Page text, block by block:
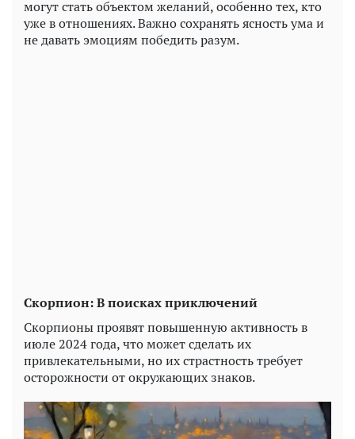
могут стать объектом желаний, особенно тех, кто
уже в отношениях. Важно сохранять ясность ума и
не давать эмоциям победить разум.
Скорпион: В поисках приключений
Скорпионы проявят повышенную активность в
июле 2024 года, что может сделать их
привлекательными, но их страстность требует
осторожности от окружающих знаков.